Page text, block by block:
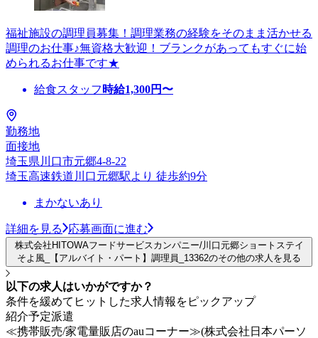
福祉施設の調理員募集！調理業務の経験をそのまま活かせる
調理のお仕事♪無資格大歓迎！ブランクがあってもすぐに始
められるお仕事です★
給食スタッフ 時給1,300円〜
勤務地
面接地
埼玉県川口市元郷4-8-22
埼玉高速鉄道川口元郷駅より 徒歩約9分
まかないあり
詳細を見る 応募画面に進む
株式会社HITOWAフードサービスカンパニー/川口元郷ショートステイ
そよ風_【アルバイト・パート】調理員_13362のその他の求人を見る
以下の求人はいかがですか？
条件を緩めてヒットした求人情報をピックアップ
紹介予定派遣
≪携帯販売/家電量販店のauコーナー≫(株式会社日本パーソ